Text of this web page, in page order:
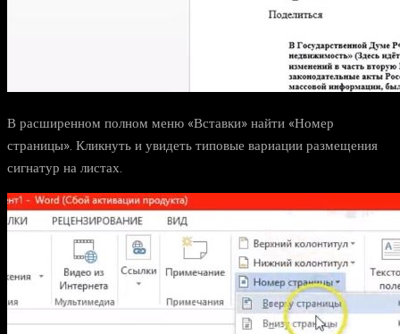
В расширенном полном меню «Вставки» найти «Номер
страницы». Кликнуть и увидеть типовые вариации размещения
сигнатур на листах.